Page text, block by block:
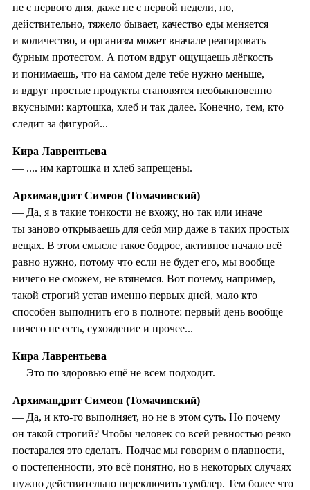
не с первого дня, даже не с первой недели, но,
действительно, тяжело бывает, качество еды меняется
и количество, и организм может вначале реагировать
бурным протестом. А потом вдруг ощущаешь лёгкость
и понимаешь, что на самом деле тебе нужно меньше,
и вдруг простые продукты становятся необыкновенно
вкусными: картошка, хлеб и так далее. Конечно, тем, кто
следит за фигурой...
Кира Лаврентьева
— .... им картошка и хлеб запрещены.
Архимандрит Симеон (Томачинский)
— Да, я в такие тонкости не вхожу, но так или иначе
ты заново открываешь для себя мир даже в таких простых
вещах. В этом смысле такое бодрое, активное начало всё
равно нужно, потому что если не будет его, мы вообще
ничего не сможем, не втянемся. Вот почему, например,
такой строгий устав именно первых дней, мало кто
способен выполнить его в полноте: первый день вообще
ничего не есть, сухоядение и прочее...
Кира Лаврентьева
— Это по здоровью ещё не всем подходит.
Архимандрит Симеон (Томачинский)
— Да, и кто‑то выполняет, но не в этом суть. Но почему
он такой строгий? Чтобы человек со всей ревностью резко
постарался это сделать. Подчас мы говорим о плавности,
о постепенности, это всё понятно, но в некоторых случаях
нужно действительно переключить тумблер. Тем более что